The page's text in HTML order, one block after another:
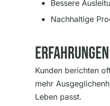
Bessere
Nachhaltige
Erfahrungen
Kunden berichten
mehr
Leben passt.